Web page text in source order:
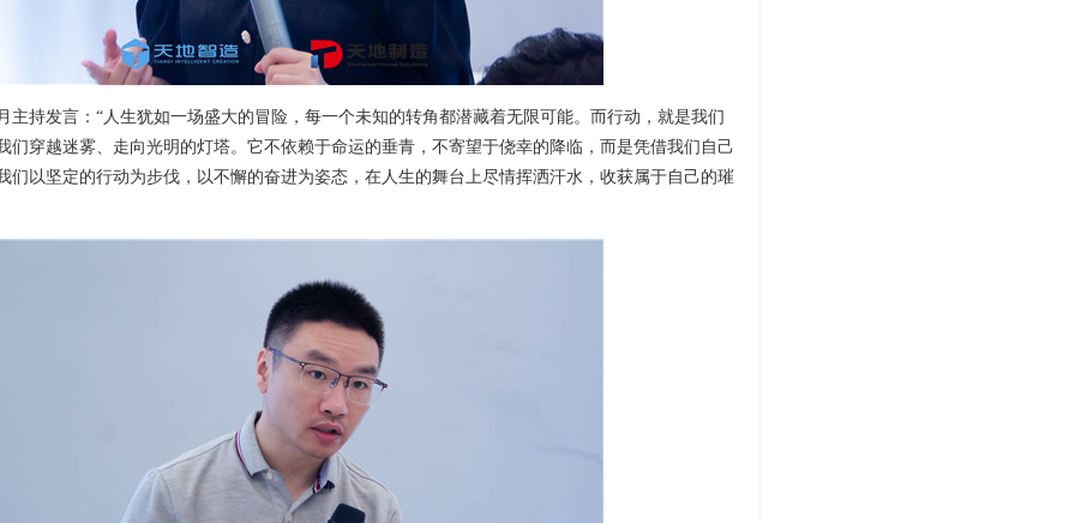
主持发言：“人生犹如一场盛大的冒险，每一个未知的转角都潜藏着无限可能。而行动，就是我们
们穿越迷雾、走向光明的灯塔。它不依赖于命运的垂青，不寄望于侥幸的降临，而是凭借我们自己
们以坚定的行动为步伐，以不懈的奋进为姿态，在人生的舞台上尽情挥洒汗水，收获属于自己的璀